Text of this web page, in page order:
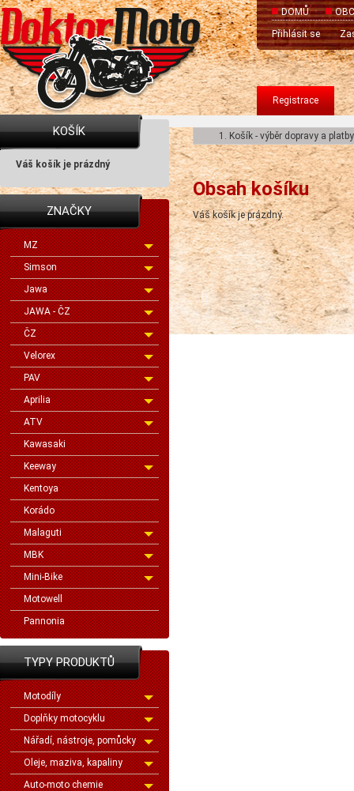
DOMŮ
Přihlásit se
Registrace
KOŠÍK
Váš košík je prázdný
ZNAČKY
MZ
Simson
Jawa
JAWA - ČZ
ČZ
Velorex
PAV
Aprilia
ATV
Kawasaki
Keeway
Kentoya
Korádo
Malaguti
MBK
Mini-Bike
Motowell
Pannonia
TYPY PRODUKTŮ
Motodíly
Doplňky motocyklu
Nářadí, nástroje, pomůcky
Oleje, maziva, kapaliny
Auto-moto chemie
1. Košík - výběr dopravy a platby
Obsah košíku
Váš košík je prázdný.